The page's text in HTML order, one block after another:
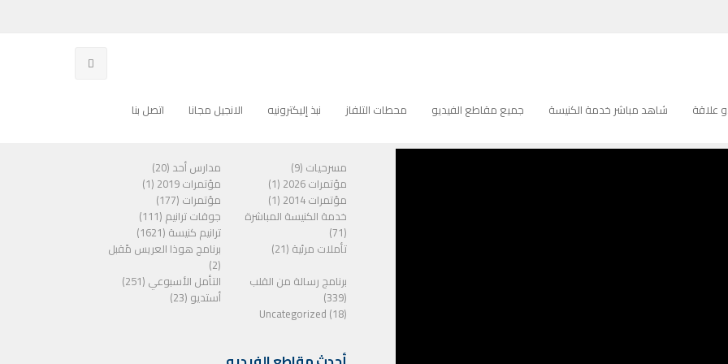
علاقة شاهد مباشر خدمة الكنيسة جميع مقاطع الفيديو محطات التلفاز نبذ إليكترونيه الانجيل مجانا اتصل بنا الفئات
مسرحيات (9)
مدارس أحد (20)
مؤتمرات 2026 (1)
مؤتمرات 2019 (1)
مؤتمرات 2014 (1)
مؤتمرات (177)
خدمة الكنيسة المباشرة
(71)
جوقات ترانيم (111)
ترانيم كنيسة (1621)
تأملات مرئية (21)
برنامج هوذا العريس مًقبل
(2)
برنامج رسالة من القلب
(339)
التأمل الأسبوعي (251)
أستديو (23)
Uncategorized (18)